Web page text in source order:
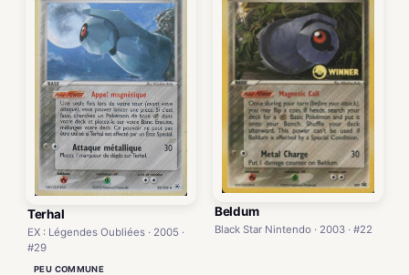
Terhal
EX : Légendes Oubliées · 2005 ·
#29
PEU COMMUNE
Beldum
Black Star Nintendo · 2003 · #22